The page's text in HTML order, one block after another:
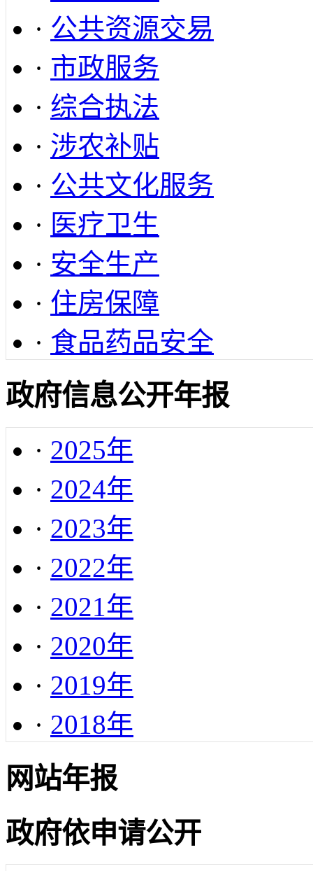
· 公共资源交易
· 市政服务
· 综合执法
· 涉农补贴
· 公共文化服务
· 医疗卫生
· 安全生产
· 住房保障
· 食品药品安全
政府信息公开年报
· 2025年
· 2024年
· 2023年
· 2022年
· 2021年
· 2020年
· 2019年
· 2018年
网站年报
政府依申请公开